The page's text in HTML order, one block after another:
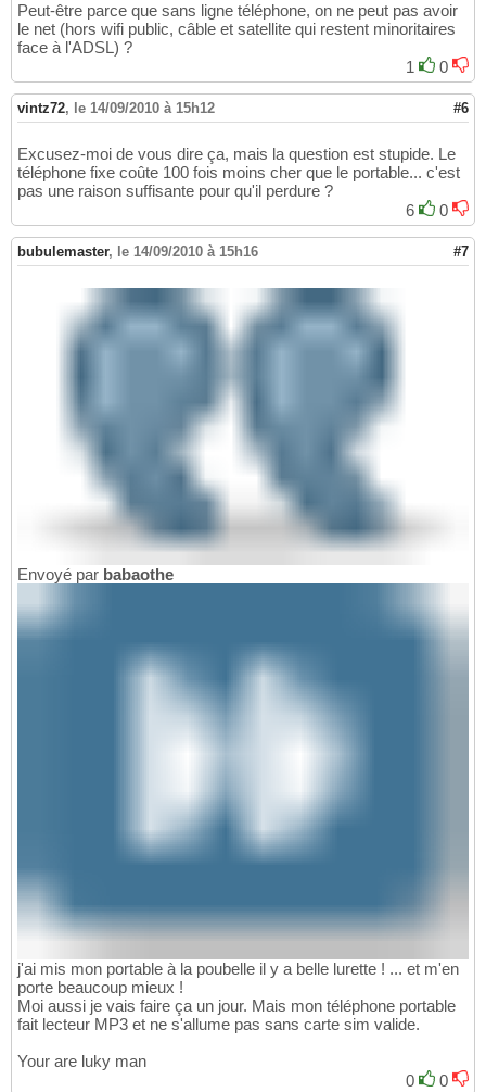
Peut-être parce que sans ligne téléphone, on ne peut pas avoir
le net (hors wifi public, câble et satellite qui restent minoritaires
face à l'ADSL) ?
1
0
vintz72, le 14/09/2010 à 15h12 #6
Excusez-moi de vous dire ça, mais la question est stupide. Le
téléphone fixe coûte 100 fois moins cher que le portable... c'est
pas une raison suffisante pour qu'il perdure ?
6
0
bubulemaster, le 14/09/2010 à 15h16 #7
Envoyé par babaothe
j'ai mis mon portable à la poubelle il y a belle lurette ! ... et m'en
porte beaucoup mieux !
Moi aussi je vais faire ça un jour. Mais mon téléphone portable
fait lecteur MP3 et ne s'allume pas sans carte sim valide.
Your are luky man
0
0